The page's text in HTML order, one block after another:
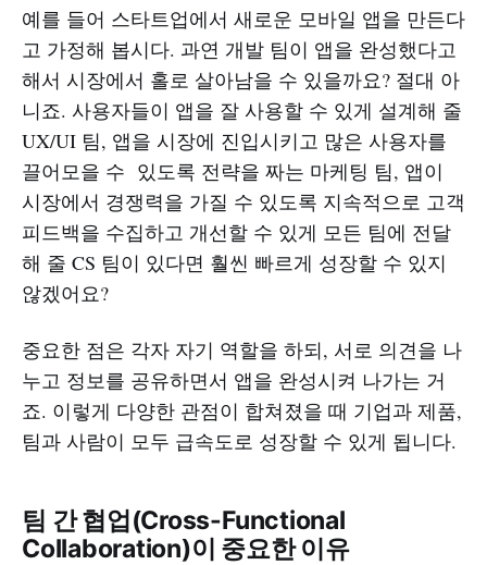
예를 들어 스타트업에서 새로운 모바일 앱을 만든다
고 가정해 봅시다. 과연 개발 팀이 앱을 완성했다고
해서 시장에서 홀로 살아남을 수 있을까요? 절대 아
니죠. 사용자들이 앱을 잘 사용할 수 있게 설계해 줄
UX/UI 팀, 앱을 시장에 진입시키고 많은 사용자를
끌어모을 수 있도록 전략을 짜는 마케팅 팀, 앱이
시장에서 경쟁력을 가질 수 있도록 지속적으로 고객
피드백을 수집하고 개선할 수 있게 모든 팀에 전달
해 줄 CS 팀이 있다면 훨씬 빠르게 성장할 수 있지
않겠어요?
중요한 점은 각자 자기 역할을 하되, 서로 의견을 나
누고 정보를 공유하면서 앱을 완성시켜 나가는 거
죠. 이렇게 다양한 관점이 합쳐졌을 때 기업과 제품,
팀과 사람이 모두 급속도로 성장할 수 있게 됩니다.
팀 간 협업(Cross-Functional
Collaboration)이 중요한 이유